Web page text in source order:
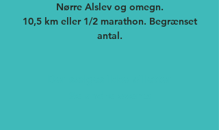
Nørre Alslev og omegn.
10,5 km eller 1/2 marathon. Begrænset
antal.